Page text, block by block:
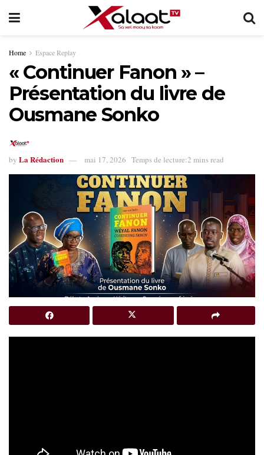
Home Espace Replay
« Continuer Fanon » –
Présentation du livre de
Ousmane Sonko
by La Rédaction mai 17, 2026 Temps de lecture:2 mins read